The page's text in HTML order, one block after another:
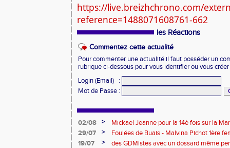
https://live.breizhchrono.com/
reference=1488071608761-662
les Réactions
Commentez cette actualité
Pour commenter une actualité il faut posséder un
rubrique ci-dessous pour vous identifier ou vous
Login (Email)
:
Mot de Passe :
02/08 >
Mickaël Jeanne pour la 14è fois sur la
Eaux
29/07 >
Foulées de Buais - Malvina Pichot 1ère
19/07
>
des GDMistes avec un dossard même